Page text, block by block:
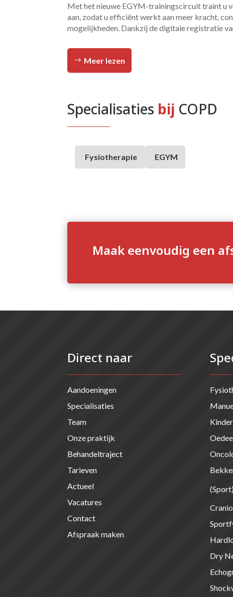
Met het nieuwe EGYM-trainingscircuit traint u
aan, zodat u efficiënt werkt aan meer kracht,
mogelijkheden. Dankzij de digitale registratie
Meer lezen
Specialisaties bij COPD
Fysiotherapie EGYM
Maak eenvoudig een
Direct naar
Aandoeningen
Specialisaties
Team
Onze praktijk
Behandeltraject
Tarieven
Actueel
Vacatures
Contact
Afspraak maken
Dry